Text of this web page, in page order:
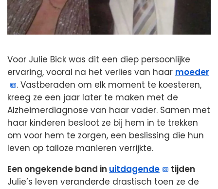
Voor Julie Bick was dit een diep persoonlijke
ervaring, vooral na het verlies van haar moeder
. Vastberaden om elk moment te koesteren,
kreeg ze een jaar later te maken met de
Alzheimerdiagnose van haar vader. Samen met
haar kinderen besloot ze bij hem in te trekken
om voor hem te zorgen, een beslissing die hun
leven op talloze manieren verrijkte.
Een ongekende band in uitdagende
tijden
Julie’s leven veranderde drastisch toen ze de